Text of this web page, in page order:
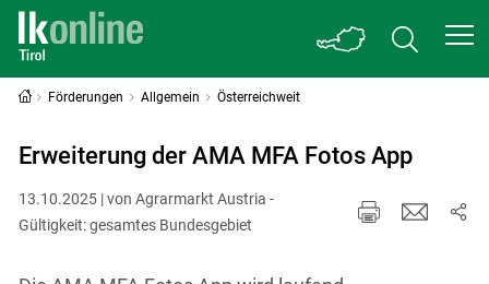
Förderungen Allgemein Österreichweit
Erweiterung der AMA MFA Fotos App
13.10.2025 | von Agrarmarkt Austria -
Gültigkeit: gesamtes Bundesgebiet